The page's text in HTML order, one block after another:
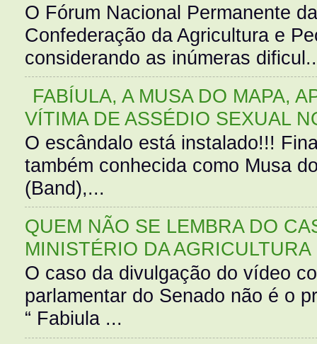
O Fórum Nacional Permanente
Confederação da Agricultura e
considerando as inúmeras
FABÍULA, A MUSA DO MAPA,
VÍTIMA DE ASSÉDIO SEXUAL
O escândalo está instalado!!!
também conhecida como Musa
(Band),...
QUEM NÃO SE LEMBRA DO
MINISTÉRIO DA AGRICULTURA
O caso da divulgação do vídeo
parlamentar do Senado não é o
“ Fabiula ...